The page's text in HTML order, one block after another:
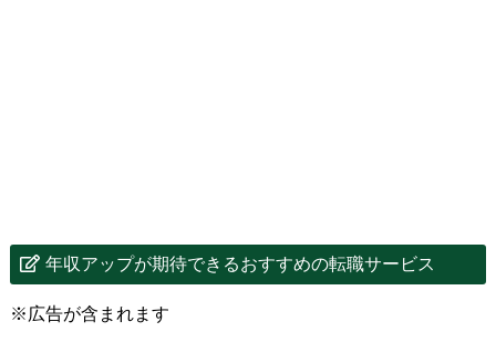
年収アップが期待できるおすすめの転職サービス
※広告が含まれます